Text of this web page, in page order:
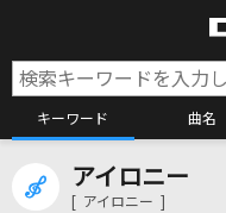
キーワード 曲名
アイロニー
[ アイロニー ]